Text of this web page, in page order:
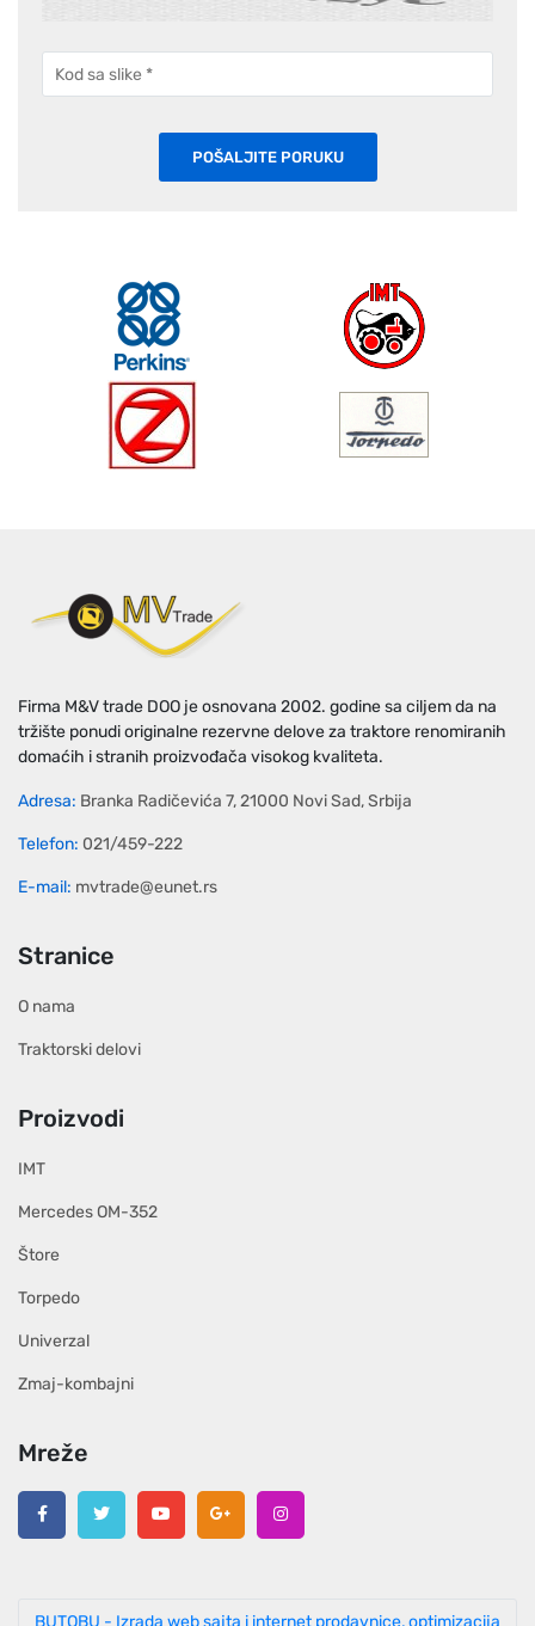
Firma M&V trade DOO je osnovana 2002. godine sa ciljem da na
tržište ponudi originalne rezervne delove za traktore renomiranih
domaćih i stranih proizvođača visokog kvaliteta.
Adresa: Branka Radičevića 7, 21000 Novi Sad, Srbija
Telefon: 021/459-222
E-mail: mvtrade@eunet.rs
Stranice
O nama
Traktorski delovi
Proizvodi
IMT
Mercedes OM-352
Štore
Torpedo
Univerzal
Zmaj-kombajni
Mreže
BUTOBU - Izrada web sajta i internet prodavnice, optimizacija